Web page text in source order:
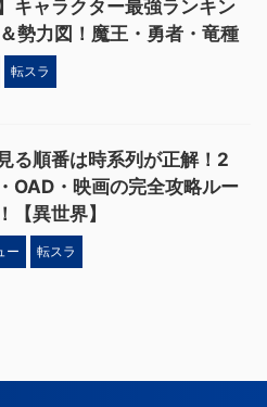
キャラクター最強ランキン
勢力図！魔王・勇者・竜種
転スラ
る順番は時系列が正解！2
OAD・映画の完全攻略ルー
【異世界】
ー 転スラ